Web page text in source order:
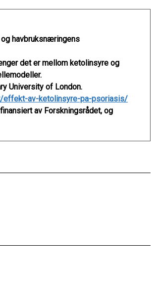
havbruksnæringens
det er mellom ketolinsyre og
University of London.
effekt-av-ketolinsyre-pa-psoriasis/
av Forskningsrådet, og